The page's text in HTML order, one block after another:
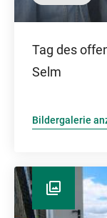
Tag des
Selm
Bildergalerie